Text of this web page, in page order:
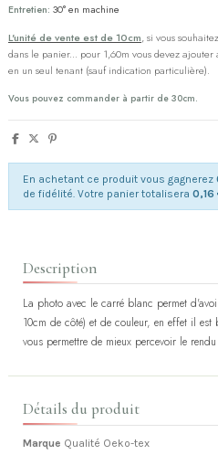
Entretien: 30° en machine
L'unité de vente est de 10cm, si vous
dans le panier... pour 1,60m vous devez
en un seul tenant (sauf indication particulière).
Vous pouvez commander à partir de 30cm.
En achetant ce produit vous gagnerez
de fidélité. Votre panier totalisera 0,16
Description
La photo avec le carré blanc permet
10cm de côté) et de couleur, en effet il
vous permettre de mieux percevoir le
Détails du produit
Marque Qualité Oeko-tex